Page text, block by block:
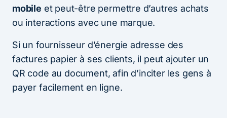
mobile et peut-être permettre d’autres achats
ou interactions avec une marque.
Si un fournisseur d’énergie adresse des
factures papier à ses clients, il peut ajouter un
QR code au document, afin d’inciter les gens à
payer facilement en ligne.